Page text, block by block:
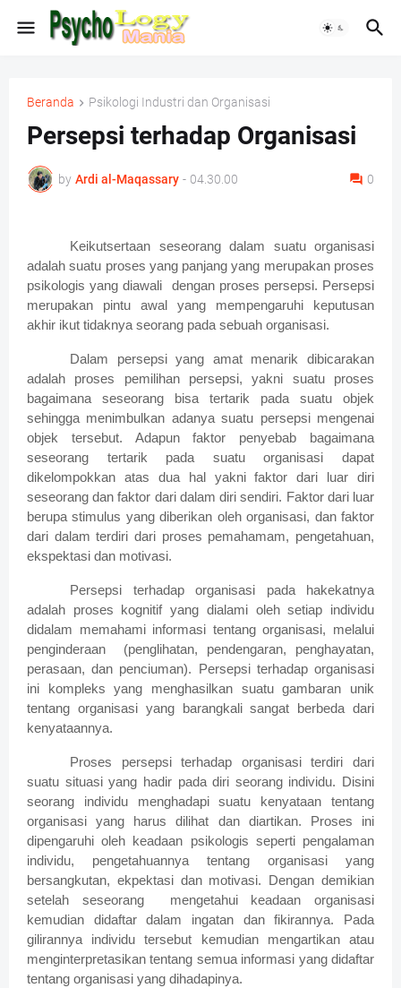
Beranda Psikologi Industri dan Organisasi
Persepsi terhadap Organisasi
by Ardi al-Maqassary - 04.30.00 0
Keikutsertaan seseorang dalam suatu organisasi
adalah suatu proses yang panjang yang merupakan proses
psikologis yang diawali dengan proses persepsi. Persepsi
merupakan pintu awal yang mempengaruhi keputusan
akhir ikut tidaknya seorang pada sebuah organisasi.
Dalam persepsi yang amat menarik dibicarakan
adalah proses pemilihan persepsi, yakni suatu proses
bagaimana seseorang bisa tertarik pada suatu objek
sehingga menimbulkan adanya suatu persepsi mengenai
objek tersebut. Adapun faktor penyebab bagaimana
seseorang tertarik pada suatu organisasi dapat
dikelompokkan atas dua hal yakni faktor dari luar diri
seseorang dan faktor dari dalam diri sendiri. Faktor dari luar
berupa stimulus yang diberikan oleh organisasi, dan faktor
dari dalam terdiri dari proses pemahamam, pengetahuan,
ekspektasi dan motivasi.
Persepsi terhadap organisasi pada hakekatnya
adalah proses kognitif yang dialami oleh setiap individu
didalam memahami informasi tentang organisasi, melalui
penginderaan (penglihatan, pendengaran, penghayatan,
perasaan, dan penciuman). Persepsi terhadap organisasi
ini kompleks yang menghasilkan suatu gambaran unik
tentang organisasi yang barangkali sangat berbeda dari
kenyataannya.
Proses persepsi terhadap organisasi terdiri dari
suatu situasi yang hadir pada diri seorang individu. Disini
seorang individu menghadapi suatu kenyataan tentang
organisasi yang harus dilihat dan diartikan. Proses ini
dipengaruhi oleh keadaan psikologis seperti pengalaman
individu, pengetahuannya tentang organisasi yang
bersangkutan, ekpektasi dan motivasi. Dengan demikian
setelah seseorang mengetahui keadaan organisasi
kemudian didaftar dalam ingatan dan fikirannya. Pada
gilirannya individu tersebut kemudian mengartikan atau
menginterpretasikan tentang semua informasi yang didaftar
tentang organisasi yang dihadapinya.